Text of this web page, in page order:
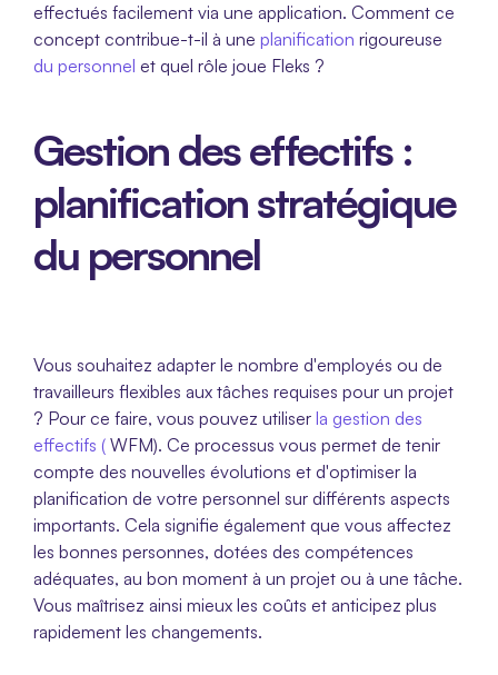
effectués facilement via une application. Comment ce
concept contribue-t-il à une planification
du personnel et quel rôle joue Fleks ?
Gestion des effectifs :
planification stratégique
du personnel
Vous souhaitez adapter le nombre d'employés ou de
travailleurs flexibles aux tâches requises pour un projet
? Pour ce faire, vous pouvez utiliser la gestion des
effectifs ( WFM). Ce processus vous permet de tenir
compte des nouvelles évolutions et d'optimiser la
planification de votre personnel sur différents aspects
importants. Cela signifie également que vous affectez
les bonnes personnes, dotées des compétences
adéquates, au bon moment à un projet ou à une tâche.
Vous maîtrisez ainsi mieux les coûts et anticipez plus
rapidement les changements.